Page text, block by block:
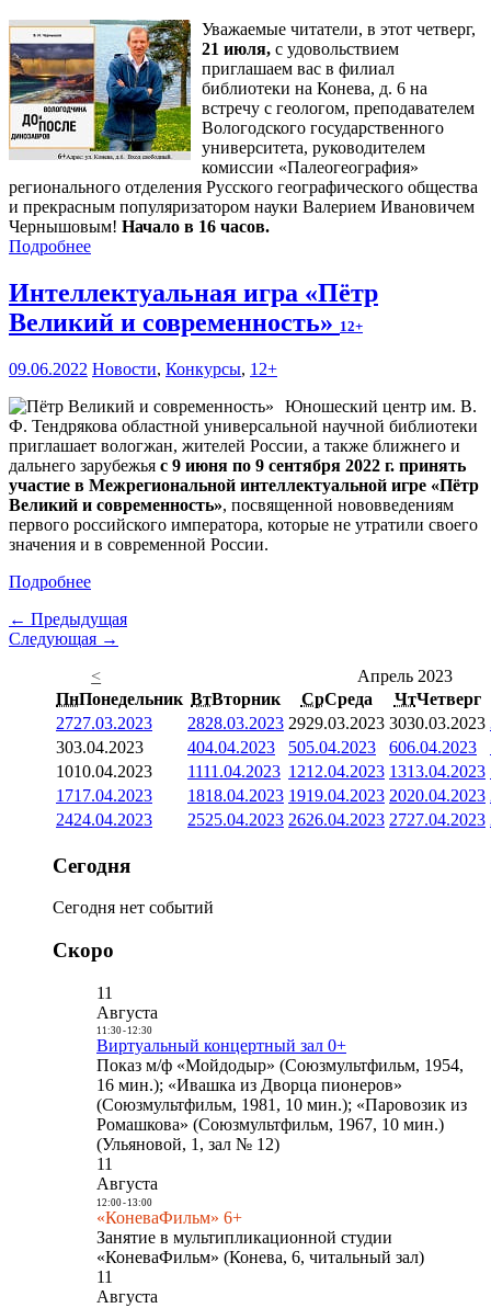
Уважаемые читатели, в этот четверг,
21 июля, с удовольствием
приглашаем вас в филиал
библиотеки на Конева, д. 6 на
встречу с геологом, преподавателем
Вологодского государственного
университета, руководителем
комиссии «Палеогеография»
регионального отделения Русского географического общества
и прекрасным популяризатором науки Валерием Ивановичем
Чернышовым! Начало в 16 часов.
Подробнее
Интеллектуальная игра «Пётр
Великий и современность» 12+
09.06.2022 Новости, Конкурсы, 12+
Юношеский центр им. В.
Ф. Тендрякова областной универсальной научной библиотеки
приглашает вологжан, жителей России, а также ближнего и
дальнего зарубежья с 9 июня по 9 сентября 2022 г. принять
участие в Межрегиональной интеллектуальной игре «Пётр
Великий и современность», посвященной нововведениям
первого российского императора, которые не утратили своего
значения и в современной России.
Подробнее
← Предыдущая
Следующая →
<
Апрель 2023
ПнПонедельник ВтВторник СрСреда ЧтЧетверг
2727.03.2023 2828.03.2023 2929.03.2023 3030.03.2023
303.04.2023 404.04.2023 505.04.2023 606.04.2023
1010.04.2023 1111.04.2023 1212.04.2023 1313.04.2023
1717.04.2023 1818.04.2023 1919.04.2023 2020.04.2023
2424.04.2023 2525.04.2023 2626.04.2023 2727.04.2023
Сегодня
Сегодня нет событий
Скоро
11
Августа
11:30- 12:30
Виртуальный концертный зал 0+
Показ м/ф «Мойдодыр» (Союзмультфильм, 1954,
16 мин.); «Ивашка из Дворца пионеров»
(Союзмультфильм, 1981, 10 мин.); «Паровозик из
Ромашкова» (Союзмультфильм, 1967, 10 мин.)
(Ульяновой, 1, зал № 12)
11
Августа
12:00- 13:00
«КоневаФильм» 6+
Занятие в мультипликационной студии
«КоневаФильм» (Конева, 6, читальный зал)
11
Августа